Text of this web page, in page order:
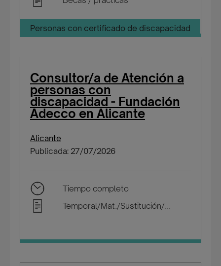
Personas con certificado de discapacidad
Consultor/a de Atención a
personas con
discapacidad - Fundación
Adecco en Alicante
Alicante
Publicada: 27/07/2026
Tiempo completo
Temporal/Mat./Sustitución/...